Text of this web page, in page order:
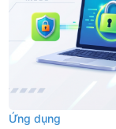
Ứng dụng